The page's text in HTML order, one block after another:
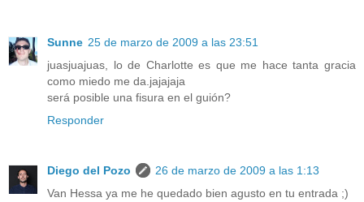
Sunne 25 de marzo de 2009 a las 23:51
juasjuajuas, lo de Charlotte es que me hace tanta gracia
como miedo me da.jajajaja
será posible una fisura en el guión?
Responder
Diego del Pozo
26 de marzo de 2009 a las 1:13
Van Hessa ya me he quedado bien agusto en tu entrada ;)